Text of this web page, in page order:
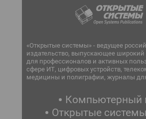
«Открытые системы» - ведущее
издательство, выпускающее широкий
для профессионалов и активных
сфере ИТ, цифровых устройств,
медицины и полиграфии, журналы
Компьютерный
Открытые